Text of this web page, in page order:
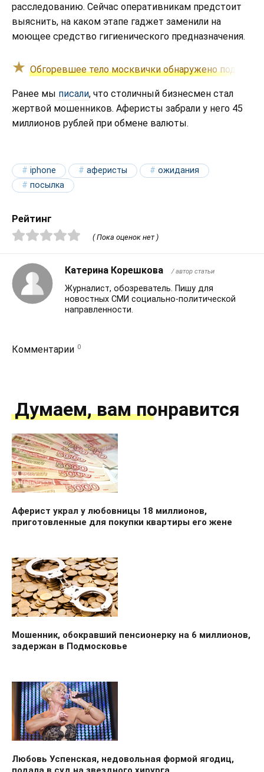
расследованию. Сейчас оперативникам предстоит
выяснить, на каком этапе гаджет заменили на
моющее средство гигиенического предназначения.
Обгоревшее тело москвички обнаружено под
Ранее мы писали, что столичный бизнесмен стал
жертвой мошенников. Аферисты забрали у него 45
миллионов рублей при обмене валюты.
iphone аферисты
ожидания
посылка
Рейтинг
( Пока оценок нет )
Катерина Корешкова / автор статьи
Журналист, обозреватель. Пишу для
новостных СМИ социально-политической
направленности.
Комментарии 0
Думаем, вам понравится
Аферист украл у любовницы 18 миллионов,
приготовленные для покупки квартиры его жене
Мошенник, обокравший пенсионерку на 6 миллионов,
задержан в Подмосковье
Любовь Успенская, недовольная формой ягодиц,